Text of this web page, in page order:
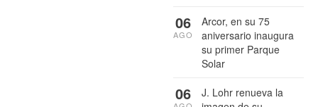
Arcor, en su 75
aniversario inaugura
su primer Parque
Solar
06
AGO
J. Lohr renueva la
06